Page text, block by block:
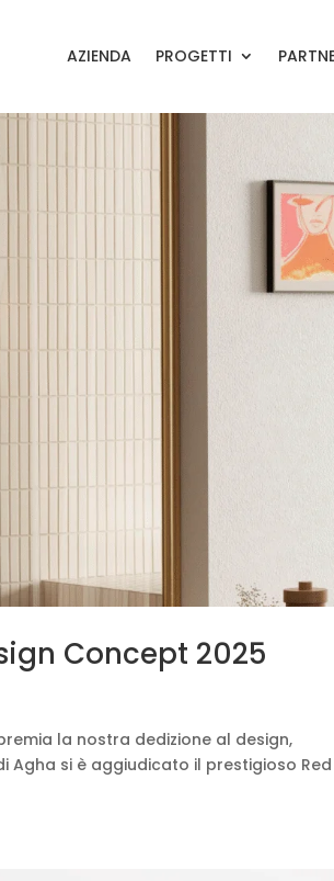
AZIENDA PROGETTI
Concept 2025
la nostra dedizione al design,
Agha si è aggiudicato il prestigioso